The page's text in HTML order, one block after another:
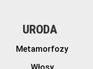
URODA
Metamorfozy